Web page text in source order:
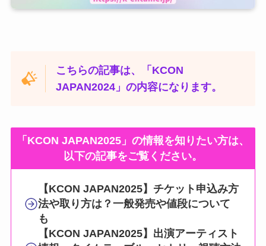
こちらの記事は、「KCON
JAPAN2024」の内容になります。
「KCON JAPAN2025」の情報を知りたい方は、
以下の記事をご覧ください。
【KCON JAPAN2025】チケット申込み方
法や取り方は？一般発売や値段について
も
【KCON JAPAN2025】出演アーティスト